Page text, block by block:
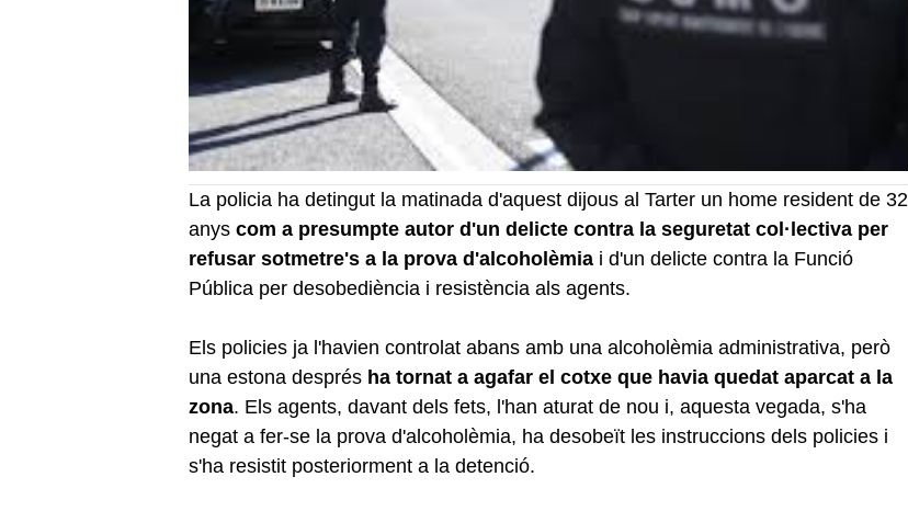
La policia ha detingut la matinada d'aquest dijous al Tarter un home resident de 32
anys com a presumpte autor d'un delicte contra la seguretat col·lectiva per
refusar sotmetre's a la prova d'alcoholèmia i d'un delicte contra la Funció
Pública per desobediència i resistència als agents.
Els policies ja l'havien controlat abans amb una alcoholèmia administrativa, però
una estona després ha tornat a agafar el cotxe que havia quedat aparcat a la
zona. Els agents, davant dels fets, l'han aturat de nou i, aquesta vegada, s'ha
negat a fer-se la prova d'alcoholèmia, ha desobeït les instruccions dels policies i
s'ha resistit posteriorment a la detenció.